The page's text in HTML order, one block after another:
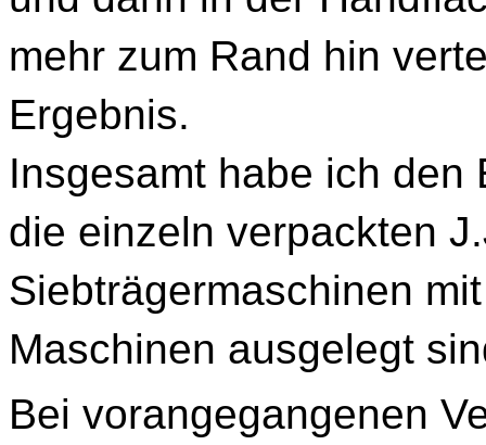
mehr zum Rand hin
Ergebnis.
Insgesamt habe ich den
die einzeln verpackten
Siebträgermaschinen
Maschinen ausgelegt
Bei vorangegangenen